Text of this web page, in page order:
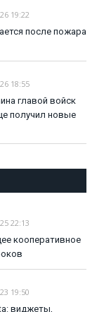
19:22
после пожара
18:55
главой войск
получил новые
22:13
кооперативное
19:50
виджеты,